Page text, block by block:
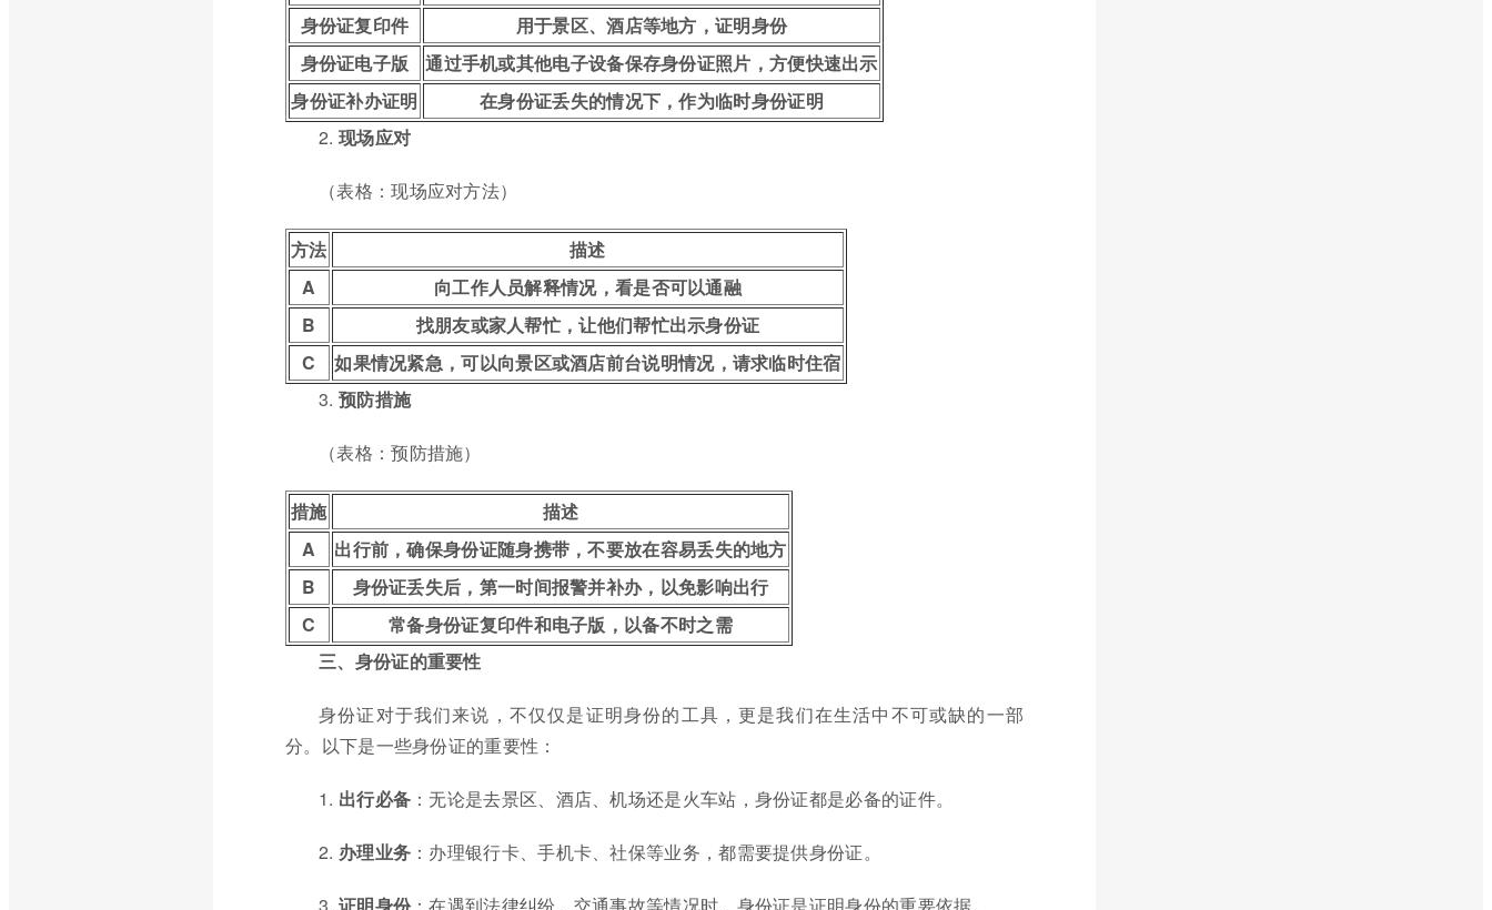
身份证复印件
用于景区、酒店等地方，证明身份
身份证电子版
通过手机或其他电子设备保存身份证照片，方便快速出示
身份证补办证明
在身份证丢失的情况下，作为临时身份证明
2. 现场应对
（表格：现场应对方法）
方法
描述
A
向工作人员解释情况，看是否可以通融
B
找朋友或家人帮忙，让他们帮忙出示身份证
C
如果情况紧急，可以向景区或酒店前台说明情况，请求临时住宿
3. 预防措施
（表格：预防措施）
措施
描述
A
出行前，确保身份证随身携带，不要放在容易丢失的地方
B
身份证丢失后，第一时间报警并补办，以免影响出行
C
常备身份证复印件和电子版，以备不时之需
三、身份证的重要性
身份证对于我们来说，不仅仅是证明身份的工具，更是我们在生活中不可或缺的一部
分。以下是一些身份证的重要性：
1. 出行必备 ：无论是去景区、酒店、机场还是火车站，身份证都是必备的证件。
2. 办理业务 ：办理银行卡、手机卡、社保等业务，都需要提供身份证。